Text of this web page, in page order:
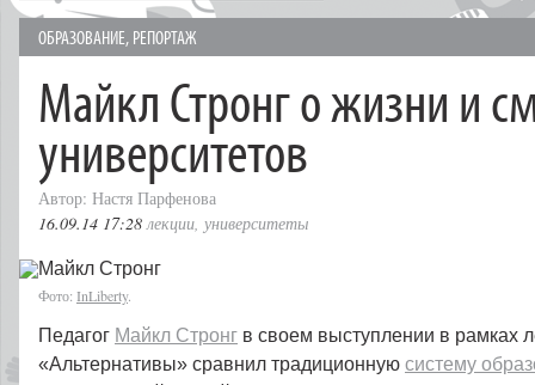
ОБРАЗОВАНИЕ, РЕПОРТАЖ
Майкл Стронг о жизни и
университетов
Автор: Настя Парфенова
16.09.14 17:28 лекции, университеты
Фото: InLiberty.
Педагог Майкл Стронг в своем выступлении в рамках
«Альтернативы» сравнил традиционную систему